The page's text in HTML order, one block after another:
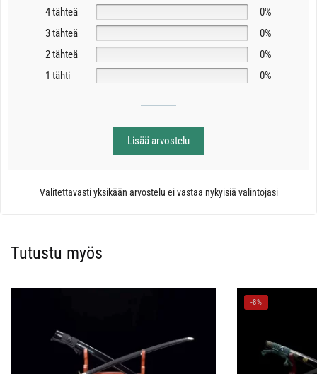
4 tähteä
0%
3 tähteä
0%
2 tähteä
0%
1 tähti
0%
Lisää arvostelu
Valitettavasti yksikään arvostelu ei vastaa nykyisiä valintojasi
Tutustu myös
-8%